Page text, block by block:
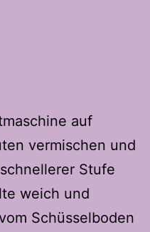
auf
vermischen und
Stufe
weich und
Schüsselboden